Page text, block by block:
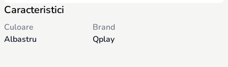
perfect copilului în creștere.
ani, fiind alegerea ideală pentru micuții plini de energie care
încep să descopere lumea.
Caracteristici
Culoare
Albastru
Brand
Qplay